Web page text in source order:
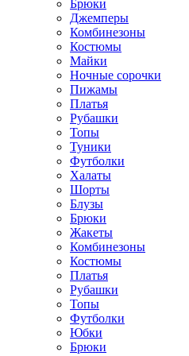
Брюки
Джемперы
Комбинезоны
Костюмы
Майки
Ночные сорочки
Пижамы
Платья
Рубашки
Топы
Туники
Футболки
Халаты
Шорты
Блузы
Брюки
Жакеты
Комбинезоны
Костюмы
Платья
Рубашки
Топы
Футболки
Юбки
Брюки